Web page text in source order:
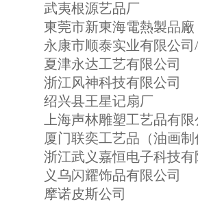
武夷根源艺品厂
東莞市新東海電熱製品廠
永康市顺泰实业有限公司/
夏津永达工艺有限公司
浙江风神科技有限公司
绍兴县王星记扇厂
上海声林雕塑工艺品有
厦门联奕工艺品（油画
浙江武义嘉恒电子科技有
义乌闪耀饰品有限公司
摩诺皮斯公司